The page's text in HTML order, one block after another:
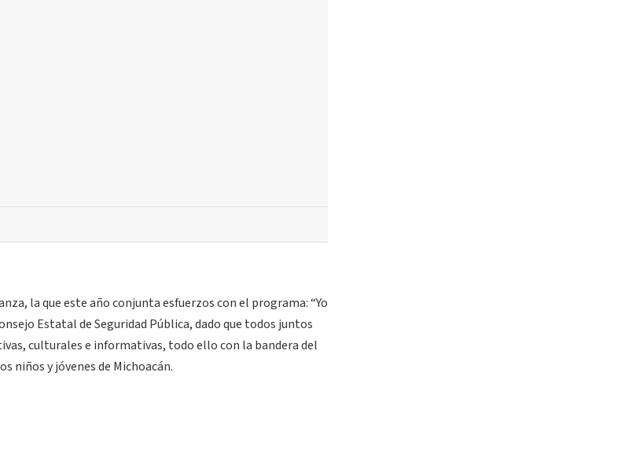
la que este año conjunta esfuerzos con el programa: “Yo
Estatal de Seguridad Pública, dado que todos juntos
culturales e informativas, todo ello con la bandera del
niños y jóvenes de Michoacán.